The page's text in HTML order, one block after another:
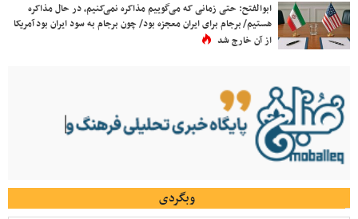
ابوالفتح: حتی زمانی که می‌گوییم مذاکره نمی‌کنیم، در حال مذاکره
هستیم/ برجام برای ایران معجزه بود/ چون برجام به سود ایران بود آمریکا
از آن خارج شد
وبگردی